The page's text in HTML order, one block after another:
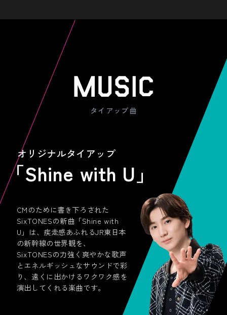
タイアップ曲
オリジナルタイアップ
「Shine with U」
CMのために書き下ろされた
SixTONESの新曲「Shine with
U」は、疾走感あふれるJR東日本
の新幹線の世界観を、
SixTONESの力強く爽やかな歌声
とエネルギッシュなサウンドで彩
り、遠くに出かけるワクワク感を
演出してくれる楽曲です。